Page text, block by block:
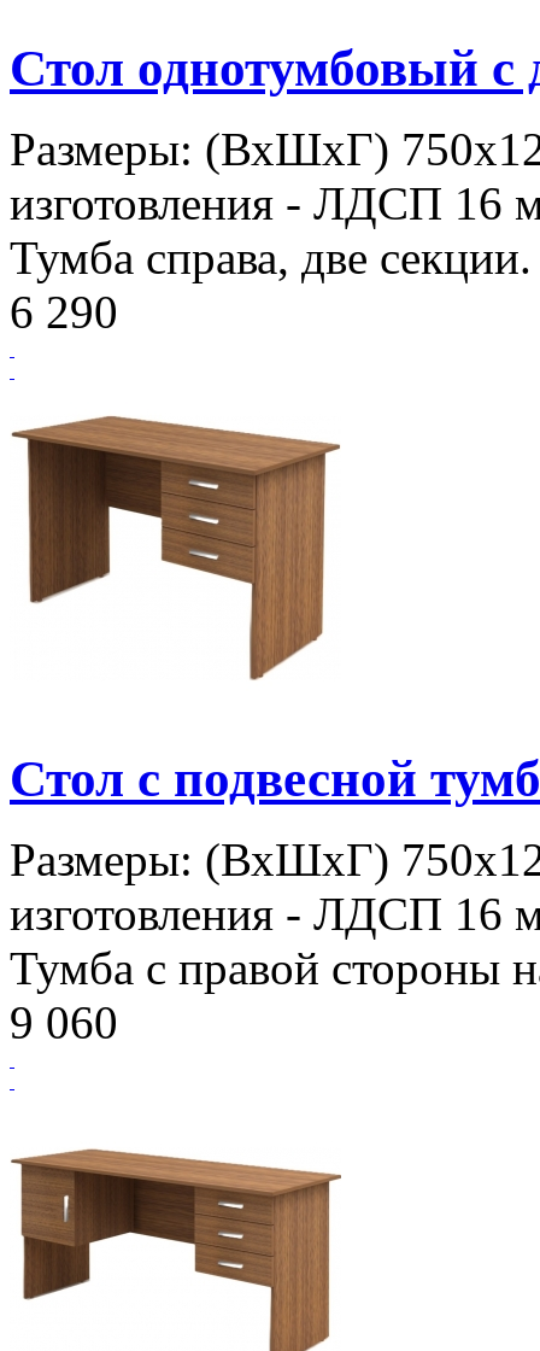
Стол однотумбовый
Размеры: (ВхШхГ)
изготовления - ЛДСП
Тумба справа, две
6 290
Стол с подвесной
Размеры: (ВхШхГ)
изготовления - ЛДСП
Тумба с правой стороны
9 060